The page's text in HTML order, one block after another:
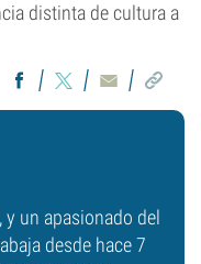
distinta de cultura a
y un apasionado del
desde hace 7